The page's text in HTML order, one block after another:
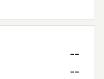
--
--